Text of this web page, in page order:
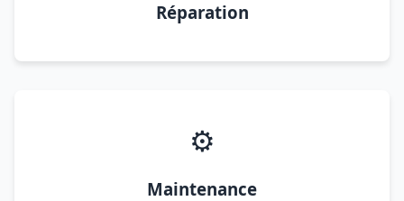
Réparation
⚙️
Maintenance